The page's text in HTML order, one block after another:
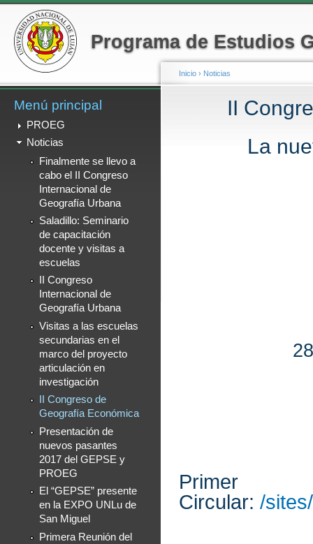
Programa de Estudios
Menú secundario
Menú principal
PROEG
Noticias
Finalmente se llevo a
cabo el II Congreso
Internacional de
Geografía Urbana
Saladillo: Seminario
de capacitación
docente y visitas a
escuelas
II Congreso
Internacional de
Geografía Urbana
Visitas a las escuelas
secundarias en el
marco del proyecto
articulación en
investigación
II Congreso de
Geografía Económica
Presentación de
nuevos pasantes
2017 del GEPSE y
PROEG
El “GEPSE” presente
en la EXPO UNLu de
San Miguel
Primera Reunión del
Se encuentra usted
Inicio › Noticias
II
La
Primer
Circular: /